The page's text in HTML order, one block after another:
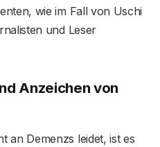
wie im Fall von Uschi
und Leser
Anzeichen von
an Demenzs leidet, ist es